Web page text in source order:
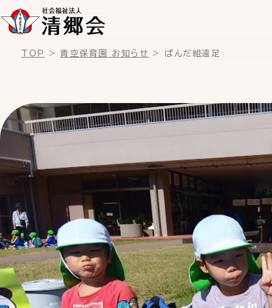
TOP 青空保育園 お知らせ ぱんだ組遠足